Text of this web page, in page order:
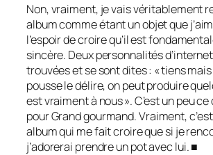
Non, vraiment, je vais véritablement
album comme étant un objet que
l’espoir de croire qu’il est
sincère. Deux personnalités
trouvées et se sont dites : « tiens
pousse le délire, on peut produire
est vraiment à nous ». C’est un peu ce
pourGrand gourmand. Vraiment,
album qui me fait croire que si je
j’adorerai prendre un pot avec lui. ■